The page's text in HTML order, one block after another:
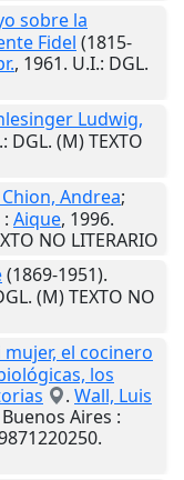
sobre la
Fidel (1815-
, 1961. U.I.: DGL.
Ludwig,
: DGL. (M) TEXTO
Chion, Andrea;
: Aique, 1996.
NO LITERARIO
(1869-1951).
(M) TEXTO NO
el cocinero
los
. Wall, Luis
Buenos Aires :